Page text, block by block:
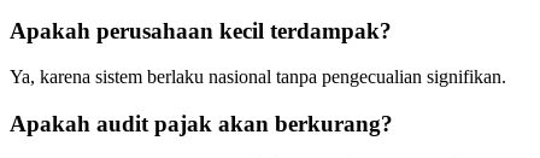
Apakah perusahaan kecil terdampak?
Ya, karena sistem berlaku nasional tanpa pengecualian signifikan.
Apakah audit pajak akan berkurang?